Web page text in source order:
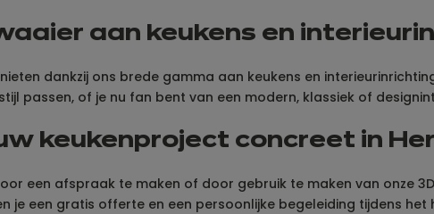
aan keukens en
dankzij ons brede gamma aan keukens en
passen, of je nu fan bent van een modern, klassiek of
keukenproject concreet in
een afspraak te maken of door gebruik te maken van onze
je een gratis offerte en een persoonlijke begeleiding tijdens het